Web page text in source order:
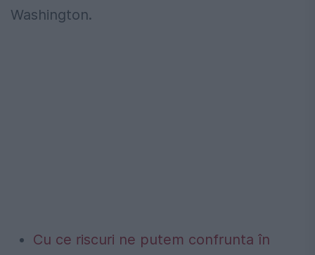
Washington.
Cu ce riscuri ne putem confrunta în